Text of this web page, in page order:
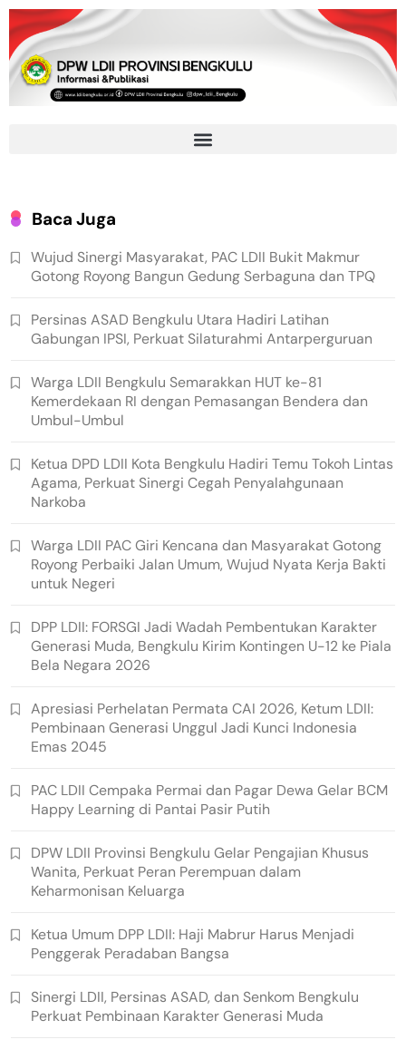
Baca Juga
Wujud Sinergi Masyarakat, PAC LDII Bukit Makmur
Gotong Royong Bangun Gedung Serbaguna dan TPQ
Persinas ASAD Bengkulu Utara Hadiri Latihan
Gabungan IPSI, Perkuat Silaturahmi Antarperguruan
Warga LDII Bengkulu Semarakkan HUT ke-81
Kemerdekaan RI dengan Pemasangan Bendera dan
Umbul-Umbul
Ketua DPD LDII Kota Bengkulu Hadiri Temu Tokoh Lintas
Agama, Perkuat Sinergi Cegah Penyalahgunaan
Narkoba
Warga LDII PAC Giri Kencana dan Masyarakat Gotong
Royong Perbaiki Jalan Umum, Wujud Nyata Kerja Bakti
untuk Negeri
DPP LDII: FORSGI Jadi Wadah Pembentukan Karakter
Generasi Muda, Bengkulu Kirim Kontingen U-12 ke Piala
Bela Negara 2026
Apresiasi Perhelatan Permata CAI 2026, Ketum LDII:
Pembinaan Generasi Unggul Jadi Kunci Indonesia
Emas 2045
PAC LDII Cempaka Permai dan Pagar Dewa Gelar BCM
Happy Learning di Pantai Pasir Putih
DPW LDII Provinsi Bengkulu Gelar Pengajian Khusus
Wanita, Perkuat Peran Perempuan dalam
Keharmonisan Keluarga
Ketua Umum DPP LDII: Haji Mabrur Harus Menjadi
Penggerak Peradaban Bangsa
Sinergi LDII, Persinas ASAD, dan Senkom Bengkulu
Perkuat Pembinaan Karakter Generasi Muda